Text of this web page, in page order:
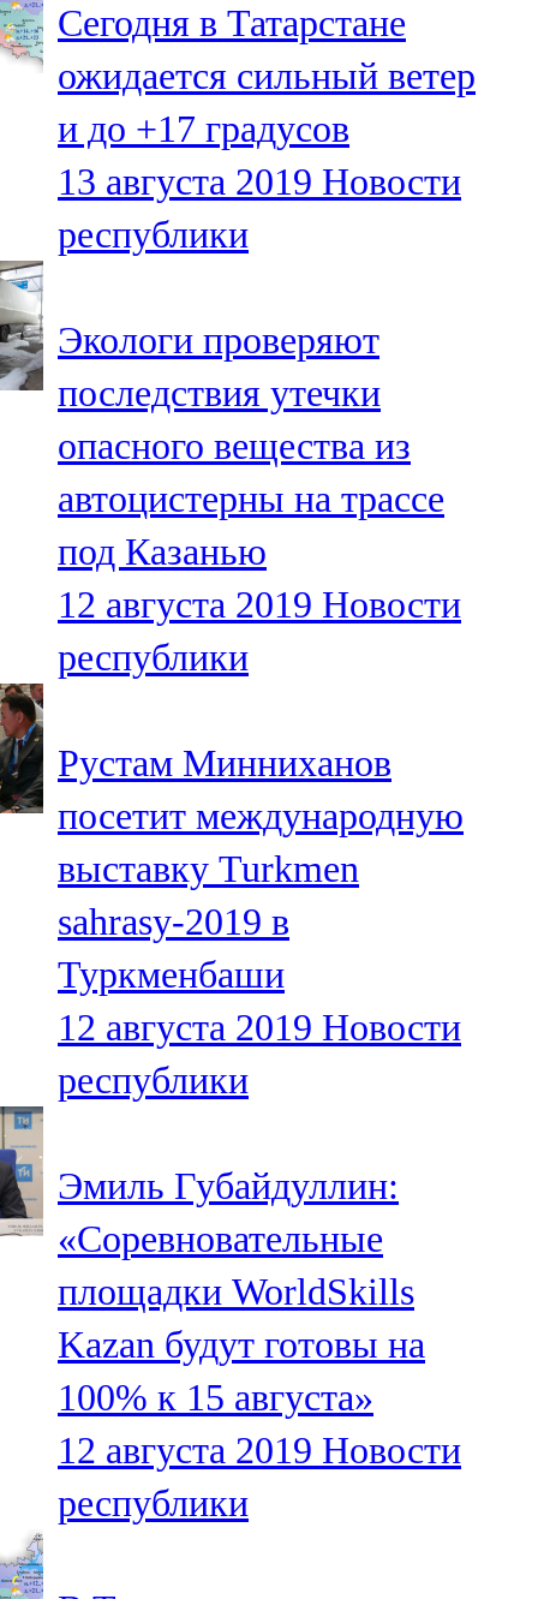
106,2 FM
Минзәлә
107,3 FM
Мөслим
100,0 FM
104,7 FM
Олы Әтнә
71,42 FM
Сарман
107,8 FM
Теләче
106,1 FM
102,6 FM
Чирмешән
107,7 FM
Чистай
103,0 FM
Чүпрәле
91,0 FM
102,3 FM
Яңа чишмә
107,0 FM
Яр Чаллы
105,5 FM
Сегодня в Татарстане
ожидается сильный ветер
и до +17 градусов
13 августа 2019 Новости
республики
Экологи проверяют
последствия утечки
опасного вещества из
автоцистерны на трассе
под Казанью
12 августа 2019 Новости
республики
Рустам Минниханов
посетит международную
выставку Turkmen
sahrasy-2019 в
Туркменбаши
12 августа 2019 Новости
республики
Эмиль Губайдуллин:
«Соревновательные
площадки WorldSkills
Kazan будут готовы на
100% к 15 августа»
12 августа 2019 Новости
республики